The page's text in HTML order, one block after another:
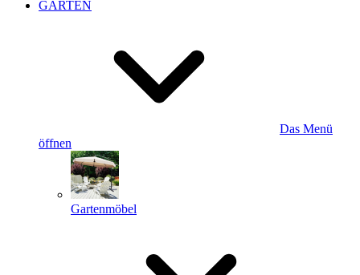
GARTEN
Das Menü
öffnen
Gartenmöbel